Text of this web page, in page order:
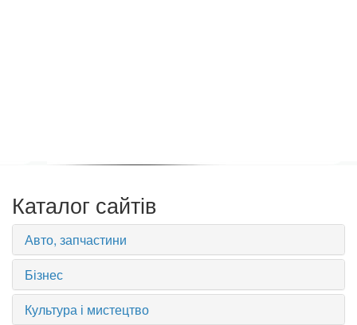
Каталог сайтів
Авто, запчастини
Бізнес
Культура і мистецтво